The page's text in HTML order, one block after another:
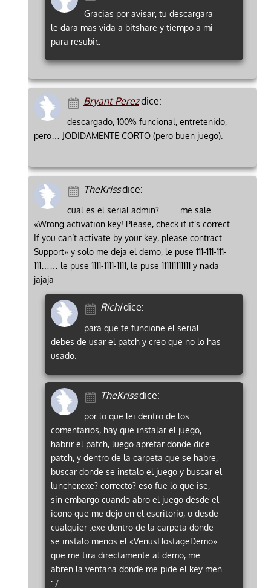
Gracias por avisar, tu descargara
le dara mas vida a bitshare y tiempo a mi
para resubir..
Bryant Perezdice:
descargado, 100% funcional, entretenido,
pero… JODIDAMENTE CORTO (pero buen juego).
TheKrissdice:
cual es el serial admin?……. me sale
«Wrong activation key! Please, check if it’s correct.
If you can’t activate by your key, please contract
Support» y solo me deja el demo, le puse 111-111-111-
111…… le puse 1111-1111-1111, le puse 111111111111 y nada
jajaja
Richidice:
para que te funcione el serial
debes de usar el patch y creo que no lo has
usado.
TheKrissdice:
por lo que lei dentro de los
comentarios, hay que instalar el juego,
habrir el patch, luego apretar donde dice
patch, y dentro de la carpeta que se habre,
buscar donde se instalo el juego y buscar el
luncher.exe? correcto? eso fue lo que ise,
sin embargo cuando abro el juego desde el
icono que me dejo en el escritorio, o desde
cualquier .exe dentro de la carpeta donde
se instalo menos el «VenusHostageDemo»
que me tira directamente al demo, me
abren la ventana donde me pide el key men
: /